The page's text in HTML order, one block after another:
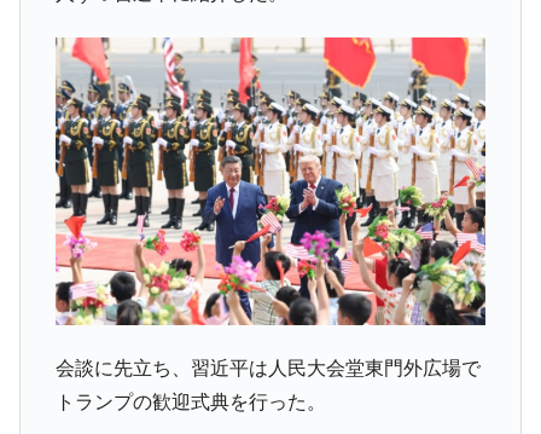
会談に先立ち、習近平は人民大会堂東門外広場で
トランプの歓迎式典を行った。